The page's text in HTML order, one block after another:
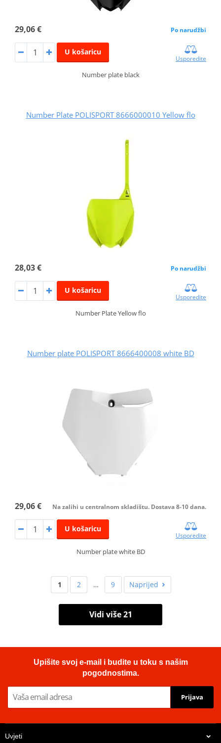
29,06 € Po narudžbi
U košaricu
Usporedite
Number plate black
Number Plate POLISPORT 8666000010 Yellow flo
28,03 € Po narudžbi
U košaricu
Usporedite
Number Plate Yellow flo
Number plate POLISPORT 8666400008 white BD
29,06 € Na zalihi u centralnom skladištu. Dostava 8-10 dana.
U košaricu
Usporedite
Number plate white BD
1 2 … 9 Naprijed
Vidi više 21
Upišite svoj e-mail i budite u toku s našim
pogodnostima.
Prijava
Uvjeti